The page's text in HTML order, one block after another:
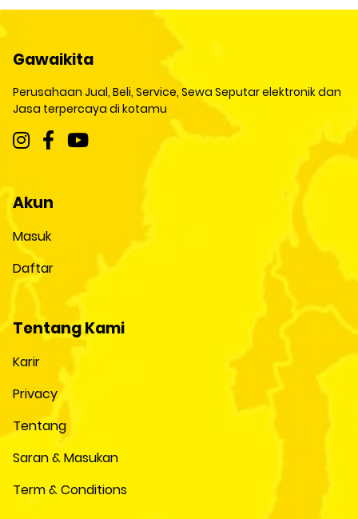
Gawaikita
Perusahaan Jual, Beli, Service, Sewa Seputar elektronik dan
Jasa terpercaya di kotamu
Akun
Masuk
Daftar
Tentang Kami
Karir
Privacy
Tentang
Saran & Masukan
Term & Conditions